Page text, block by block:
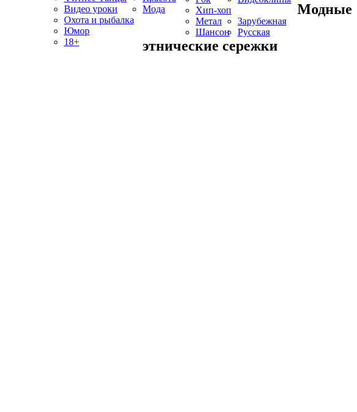
Видео уроки
Охота и рыбалка
Юмор
18+
Мода
Хип-хоп
Метал
Шансон
Зарубежная
Русская
Модные
этнические сережки